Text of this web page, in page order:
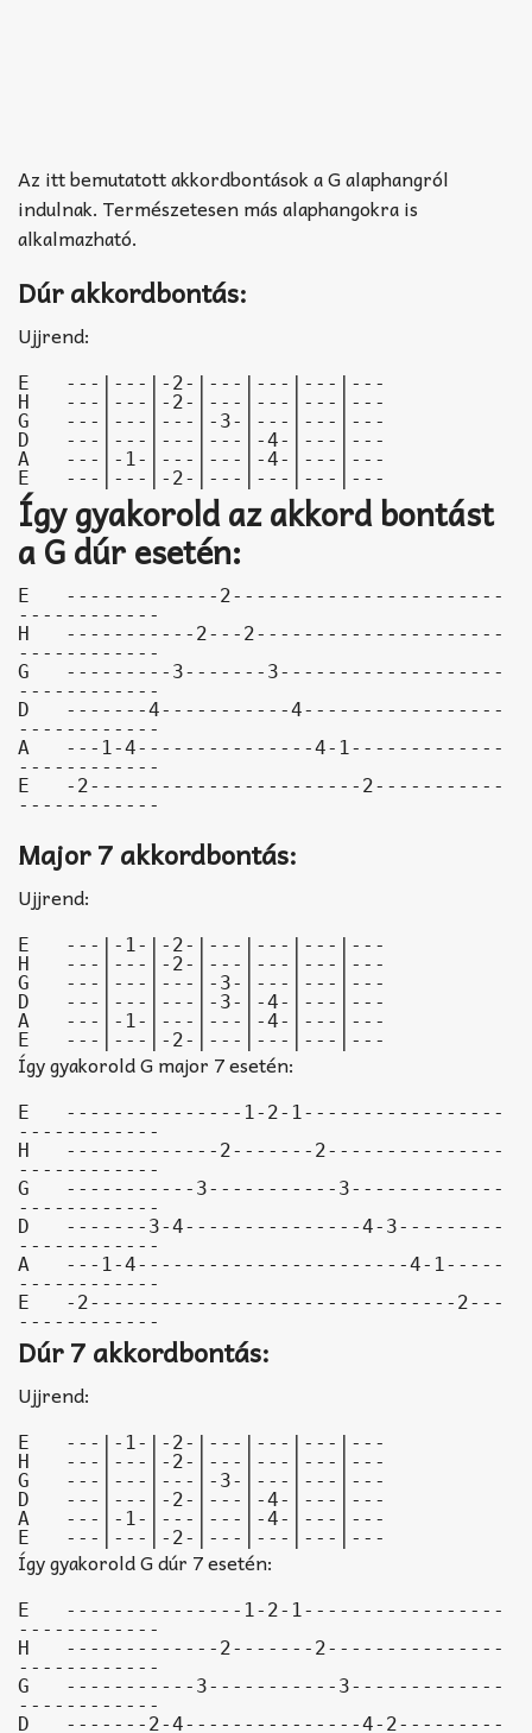
Az itt bemutatott akkordbontások a G alaphangról
indulnak. Természetesen más alaphangokra is
alkalmazható.
Dúr akkordbontás:
Ujjrend:
E   ---|---|-2-|---|---|---|---
H   ---|---|-2-|---|---|---|---
G   ---|---|---|-3-|---|---|---
D   ---|---|---|---|-4-|---|---
A   ---|-1-|---|---|-4-|---|---
E   ---|---|-2-|---|---|---|---
Így gyakorold az akkord bontást
a G dúr esetén:
E   -------------2-----------------------
------------
H   -----------2---2---------------------
------------
G   ---------3-------3-------------------
------------
D   -------4-----------4-----------------
------------
A   ---1-4---------------4-1-------------
------------
E   -2-----------------------2-----------
------------
Major 7 akkordbontás:
Ujjrend:
E   ---|-1-|-2-|---|---|---|---
H   ---|---|-2-|---|---|---|---
G   ---|---|---|-3-|---|---|---
D   ---|---|---|-3-|-4-|---|---
A   ---|-1-|---|---|-4-|---|---
E   ---|---|-2-|---|---|---|---
Így gyakorold G major 7 esetén:
E   ---------------1-2-1-----------------
------------
H   -------------2-------2---------------
------------
G   -----------3-----------3-------------
------------
D   -------3-4---------------4-3---------
------------
A   ---1-4-----------------------4-1-----
------------
E   -2-------------------------------2---
------------
Dúr 7 akkordbontás:
Ujjrend:
E   ---|-1-|-2-|---|---|---|---
H   ---|---|-2-|---|---|---|---
G   ---|---|---|-3-|---|---|---
D   ---|---|-2-|---|-4-|---|---
A   ---|-1-|---|---|-4-|---|---
E   ---|---|-2-|---|---|---|---
Így gyakorold G dúr 7 esetén:
E   ---------------1-2-1-----------------
------------
H   -------------2-------2---------------
------------
G   -----------3-----------3-------------
------------
D   -------2-4---------------4-2---------